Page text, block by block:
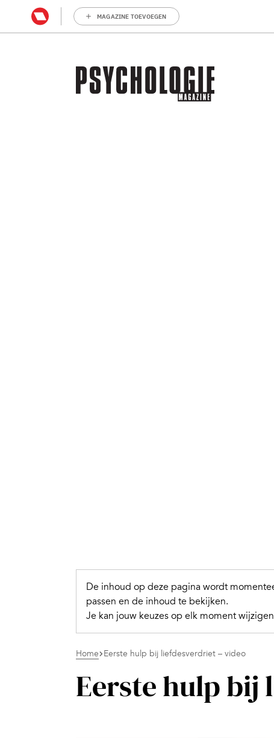
MAGAZINE TOEVOEGEN
De inhoud op deze pagina wordt
passen en de inhoud te bekijken.
Je kan jouw keuzes op elk moment
Home Eerste hulp bij liefdesverdriet – video
Eerste hulp bij